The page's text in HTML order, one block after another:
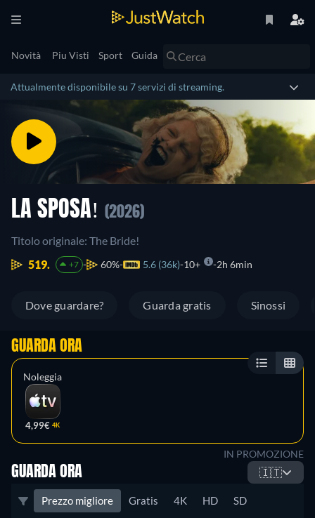
Novità Piu Visti Sport Guida
Attualmente disponibile su 7 servizi di streaming.
LA SPOSA! (2026)
Titolo originale: The Bride!
519.
+7 60% 5.6 (36k) 10+ 2h 6min
Dove guardare? Guarda gratis Sinossi
GUARDA ORA
Noleggia
4,99€ 4K
IN PROMOZIONE
GUARDA ORA 🇮🇹
Prezzo migliore Gratis 4K HD SD